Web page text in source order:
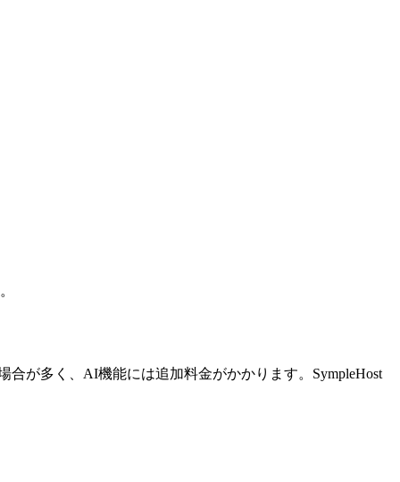
合が多く、AI機能には追加料金がかかります。SympleHost